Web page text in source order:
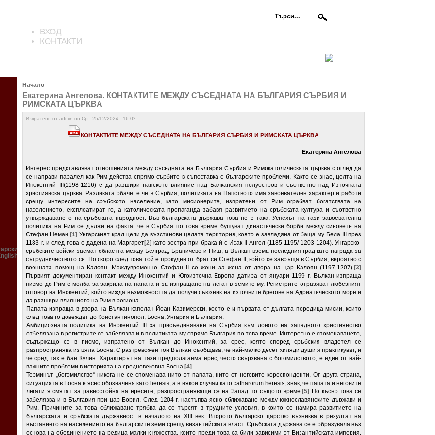
ВХОД
КОНТАКТИ
Начало
Екатерина Ангелова. КОНТАКТИТЕ МЕЖДУ СЪСЕДНАТА НА БЪЛГАРИЯ СЪРБИЯ И
РИМСКАТА ЦЪРКВA
Изпратено от admin on Ср., 25/12/2024 - 16:02
КОНТАКТИТЕ МЕЖДУ СЪСЕДНАТА НА БЪЛГАРИЯ СЪРБИЯ И РИМСКАТА ЦЪРКВA
Екатерина Ангелова
Интерес представляват отношенията между съседната на България Сърбия и Римокатолическата църква с оглед да
се направи паралел как Рим действа спрямо сърбите в съпоставка с българските проблеми. Както се знае, целта на
Инокентий III(1198-1216) е да разшири папското влияние над Балканския полуостров и съответно над Източната
християнска църква. Разликата обаче, е че в Сърбия, политиката на Папството има завоевателен характер и работи
срещу интересите на сръбското население, като мисионерите, изпратени от Рим ограбват богатствата на
населението, експлоатират го, а католическата пропаганда забавя развитието на сръбската култура и съответно
утвърждаването на сръбската народност. Във българската държава това не е така. Успехът на тази завоевателна
политика на Рим се дължи на факта, че в Сърбия по това време бушуват династически борби между синовете на
Стефан Неман.[1] Унгарският крал цели да възстанови цялата територия, която е завладяна от баща му Бела III през
1183 г. и след това е дадена на Маргарет[2] като зестра при брака ѝ с Исак II Ангел (1185-1195/ 1203-1204). Унгарско-
сръбските войски заемат областта между Белград, Браничево и Ниш, а Вълкан взема последния град като награда за
сътрудничеството си. Но скоро след това той е прокуден от брат си Стефан II, който се завръща в Сърбия, вероятно с
военната помощ на Калоян. Междувременно Стефан II се жени за жена от двора на цар Калоян (1197-1207).[3]
Първият документиран контакт между Инокентий и Югоизточна Европа датира от януари 1199 г. Вълкан изпраща
писмо до Рим с молба за закрила на папата и за изпращане на легат в земите му. Регистрите отразяват любезният
отговор на Инокентий, който вижда възможността да получи съюзник на източните брегове на Адриатическото море и
да разшири влиянието на Рим в региона.
Папата изпраща в двора на Вълкан капелан Йоан Казимерски, което е и първата от дългата поредица мисии, които
след това го довеждат до Константинопол, Босна, Унгария и България.
Амбициозната политика на Инокентий III за присъединяване на Сърбия към лоното на западното християнство
отбелязана в регистрите се забелязва и в политиката му спрямо България по това време. Интересно е споменаването,
съдържащо се в писмо, изпратено от Вълкан до Инокентий, за ерес, която според сръбския владетел се
разпространява из цяла Босна. С разтревожен тон Вълкан съобщава, че най-малко десет хиляди души я практикуват, и
че сред тях е бан Кулин. Характерът на тази предполагаема ерес, често свързвана с богомилството, е един от най-
важните проблеми в историята на средновековна Босна.[4]
Терминът „богомилство“ никога не се споменава нито от папата, нито от неговите кореспонденти. От друга страна,
ситуацията в Босна е ясно обозначена като heresis, а в някои случаи като catharorum heresis, знак, че папата и неговите
легати я смятат за равностойна на ересите, разпространяващи се на Запад по същото време.[5]
По късно това се
забелязва и в България при цар Борил. След 1204 г. настъпва ясно сближаване между южнославянските държави и
Рим. Причините за това сближаване трябва да се търсят в трудните условия, в които се намира развитието на
българската и сръбската държавност в началото на XIII век. Второто българско царство възниква в резултат на
въстанието на населението на българските земи срещу византийската власт. Сръбската държава се е образувала въз
основа на обединението на редица малки княжества, които преди това са били зависими от Византийската империя.